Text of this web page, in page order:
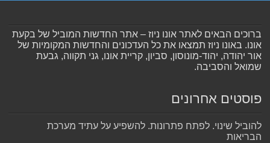
ברוכים הבאים לאתר אונו ניוז – אתר החדשות המוביל של בקעת
אונו. באונו ניוז תמצאו את כל העדכונים והחדשות המקומיות של
אור יהודה, יהוד-מונוסון, סביון, קריית אונו, גני תקווה, גבעת
שמואל והסביבה.
פוסטים אחרונים
להוביל שינוי. לפתח פתרונות. להשפיע על עתיד מערכת
הבריאות